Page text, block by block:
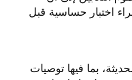
اختبار حساسية قبل
بما فيها توصيات